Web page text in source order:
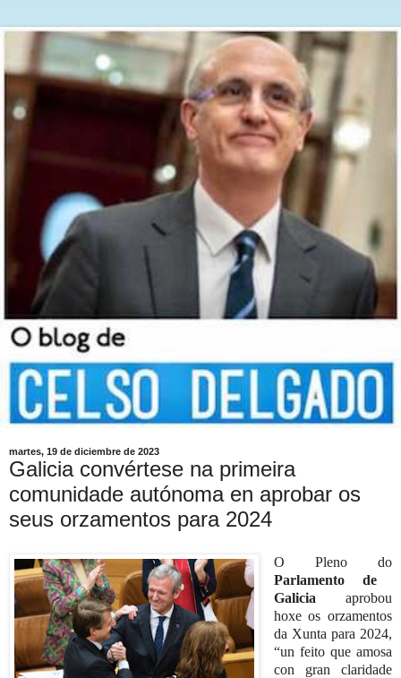
martes, 19 de diciembre de 2023
Galicia convértese na primeira
comunidade autónoma en aprobar os
seus orzamentos para 2024
O Pleno do
Parlamento de
Galicia aprobou
hoxe os orzamentos
da Xunta para 2024,
“un feito que amosa
con gran claridade